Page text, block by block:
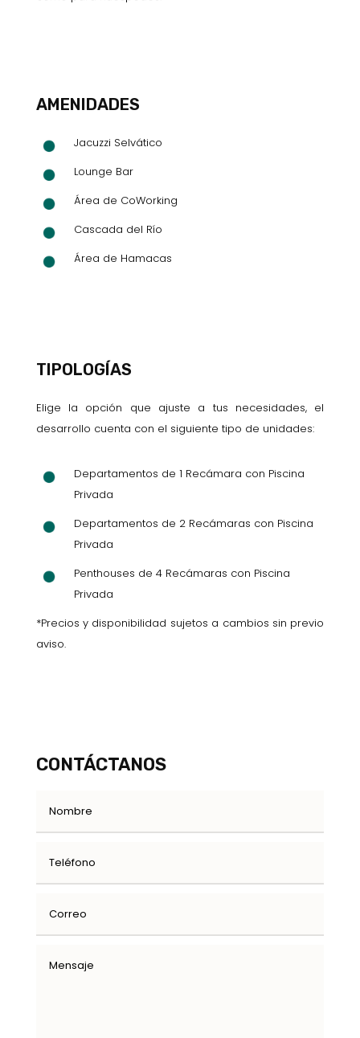
AMENIDADES
Jacuzzi Selvático
Lounge Bar
Área de CoWorking
Cascada del Río
Área de Hamacas
TIPOLOGÍAS
Elige la opción que ajuste a tus necesidades, el
desarrollo cuenta con el siguiente tipo de unidades:
Departamentos de 1 Recámara con Piscina
Privada
Departamentos de 2 Recámaras con Piscina
Privada
Penthouses de 4 Recámaras con Piscina
Privada
*Precios y disponibilidad sujetos a cambios sin previo
aviso.
CONTÁCTANOS